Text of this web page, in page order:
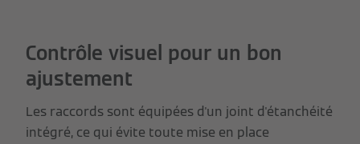
Contrôle visuel pour un bon
ajustement
Les raccords sont équipées d'un joint d'étanchéité
intégré, ce qui évite toute mise en place